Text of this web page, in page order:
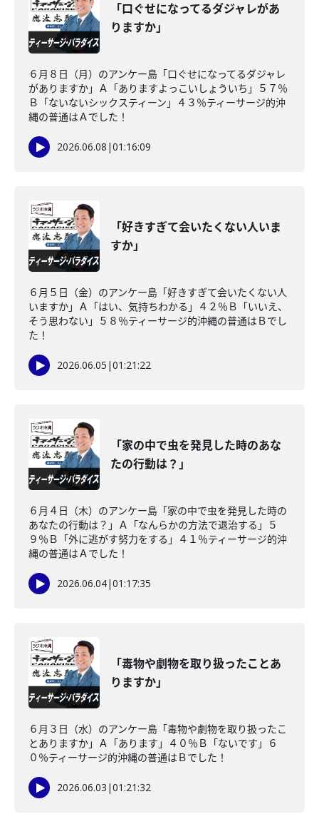
「口ぐせになってるダジャレがあ
りますか」
６月８日（月）のアンケー島「口ぐせになってるダジャレ
がありますか」Ａ「ありますよっこいしょういち」５７％
Ｂ「ないないシックスティーン」４３％ティーサージ的沖
縄の普通はＡでした！
2026.06.08 |01:16:09
「好きすぎて会いたくない人いま
すか」
６月５日（金）のアンケー島「好きすぎて会いたくない人
いますか」Ａ「はい、気持ちわかる」４２％Ｂ「いいえ、
そう思わない」５８％ティーサージ的沖縄の普通はＢでし
た！
2026.06.05 |01:21:22
「家の中で虫を発見した時のあな
たの行動は？」
６月４日（木）のアンケー島「家の中で虫を発見した時の
あなたの行動は？」Ａ「なんらかの方法で退治する」５
９％Ｂ「外に逃がす努力をする」４１％ティーサージ的沖
縄の普通はＡでした！
2026.06.04|01:17:35
「毒物や劇物を取り扱ったことあ
りますか」
６月３日（水）のアンケー島「毒物や劇物を取り扱ったこ
とありますか」Ａ「あります」４０％Ｂ「ないです」６
０％ティーサージ的沖縄の普通はＢでした！
2026.06.03 |01:21:32